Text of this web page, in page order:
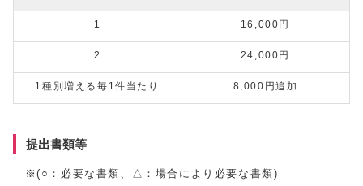
1 16,000円
2 24,000円
1種別増える毎1件当たり 8,000円追加
提出書類等
※(○：必要な書類、△：場合により必要な書類)